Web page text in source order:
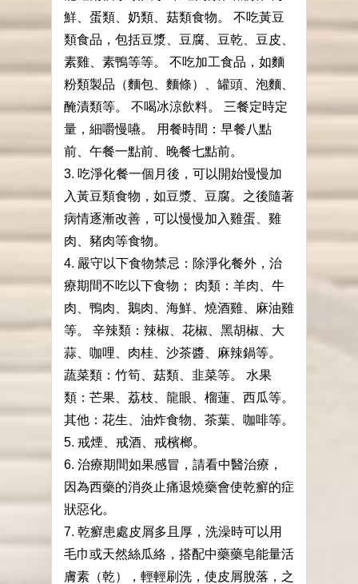
鮮、蛋類、奶類、菇類食物。 不吃黃豆
類食品，包括豆漿、豆腐、豆乾、豆皮、
素雞、素鴨等等。 不吃加工食品，如麵
粉類製品（麵包、麵條）、罐頭、泡麵、
醃漬類等。 不喝冰涼飲料。 三餐定時定
量，細嚼慢嚥。 用餐時間：早餐八點
前、午餐一點前、晚餐七點前。
3. 吃淨化餐一個月後，可以開始慢慢加
入黃豆類食物，如豆漿、豆腐。之後隨著
病情逐漸改善，可以慢慢加入雞蛋、雞
肉、豬肉等食物。
4. 嚴守以下食物禁忌：除淨化餐外，治
療期間不吃以下食物； 肉類：羊肉、牛
肉、鴨肉、鵝肉、海鮮、燒酒雞、麻油雞
等。 辛辣類：辣椒、花椒、黑胡椒、大
蒜、咖哩、肉桂、沙茶醬、麻辣鍋等。
蔬菜類：竹筍、菇類、韭菜等。 水果
類：芒果、荔枝、龍眼、榴蓮、西瓜等。
其他：花生、油炸食物、茶葉、咖啡等。
5. 戒煙、戒酒、戒檳榔。
6. 治療期間如果感冒，請看中醫治療，
因為西藥的消炎止痛退燒藥會使乾癬的症
狀惡化。
7. 乾癬患處皮屑多且厚，洗澡時可以用
毛巾或天然絲瓜絡，搭配中藥藥皂能量活
膚素（乾），輕輕刷洗，使皮屑脫落，之